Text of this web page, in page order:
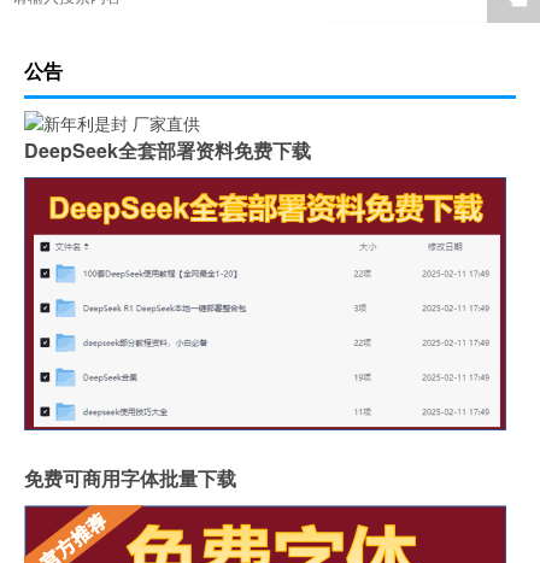
公告
DeepSeek全套部署资料免费下载
免费可商用字体批量下载